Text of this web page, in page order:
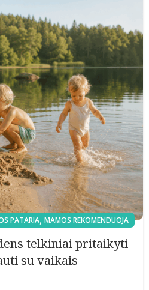
PATARIA, MAMOS REKOMENDUOJA
telkiniai pritaikyti
su vaikais